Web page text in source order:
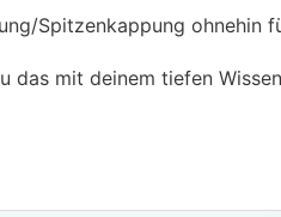
Spitzenkappung ohnehin
das mit deinem tiefen